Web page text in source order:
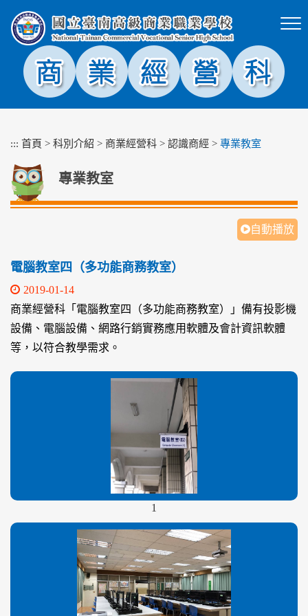
塊
::: 首頁 > 科別介紹 > 商業經營科 > 認識商經 > 專業教室
專業教室
自動播放
電腦教室四（多功能商務教室）
2019-01-14
商業經營科「電腦教室四（多功能商務教室）」備有投影機
設備、電腦設備、網路行銷實務應用軟體及會計資訊軟體
等，以符合教學需求。
1